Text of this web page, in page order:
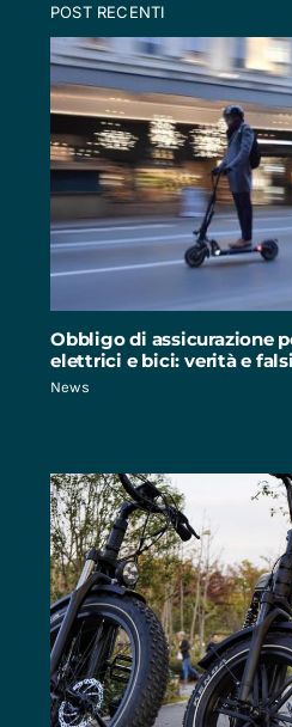
POST RECENTI
Obbligo di assicurazione
elettrici e bici: verità e
News